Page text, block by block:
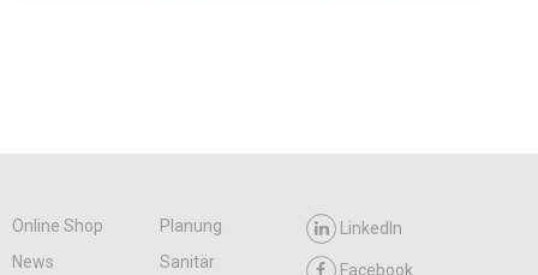
Online Shop
Planung
News
Sanitär
LinkedIn
Facebook